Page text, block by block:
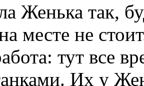
Женька так,
месте не
тут все
Их у